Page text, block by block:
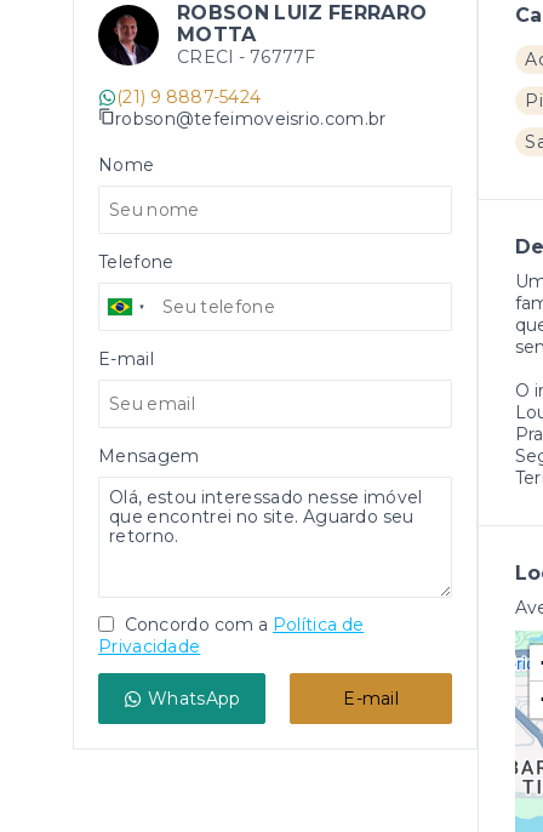
O
ROBSON LUIZ FERRARO
MOTTA
CRECI - 76777F
(21) 9 8887-5424
robson@tefeimoveisrio.com.br
Nome
Telefone
E-mail
Mensagem
Concordo com a Política de
Privacidade
WhatsApp E-mail